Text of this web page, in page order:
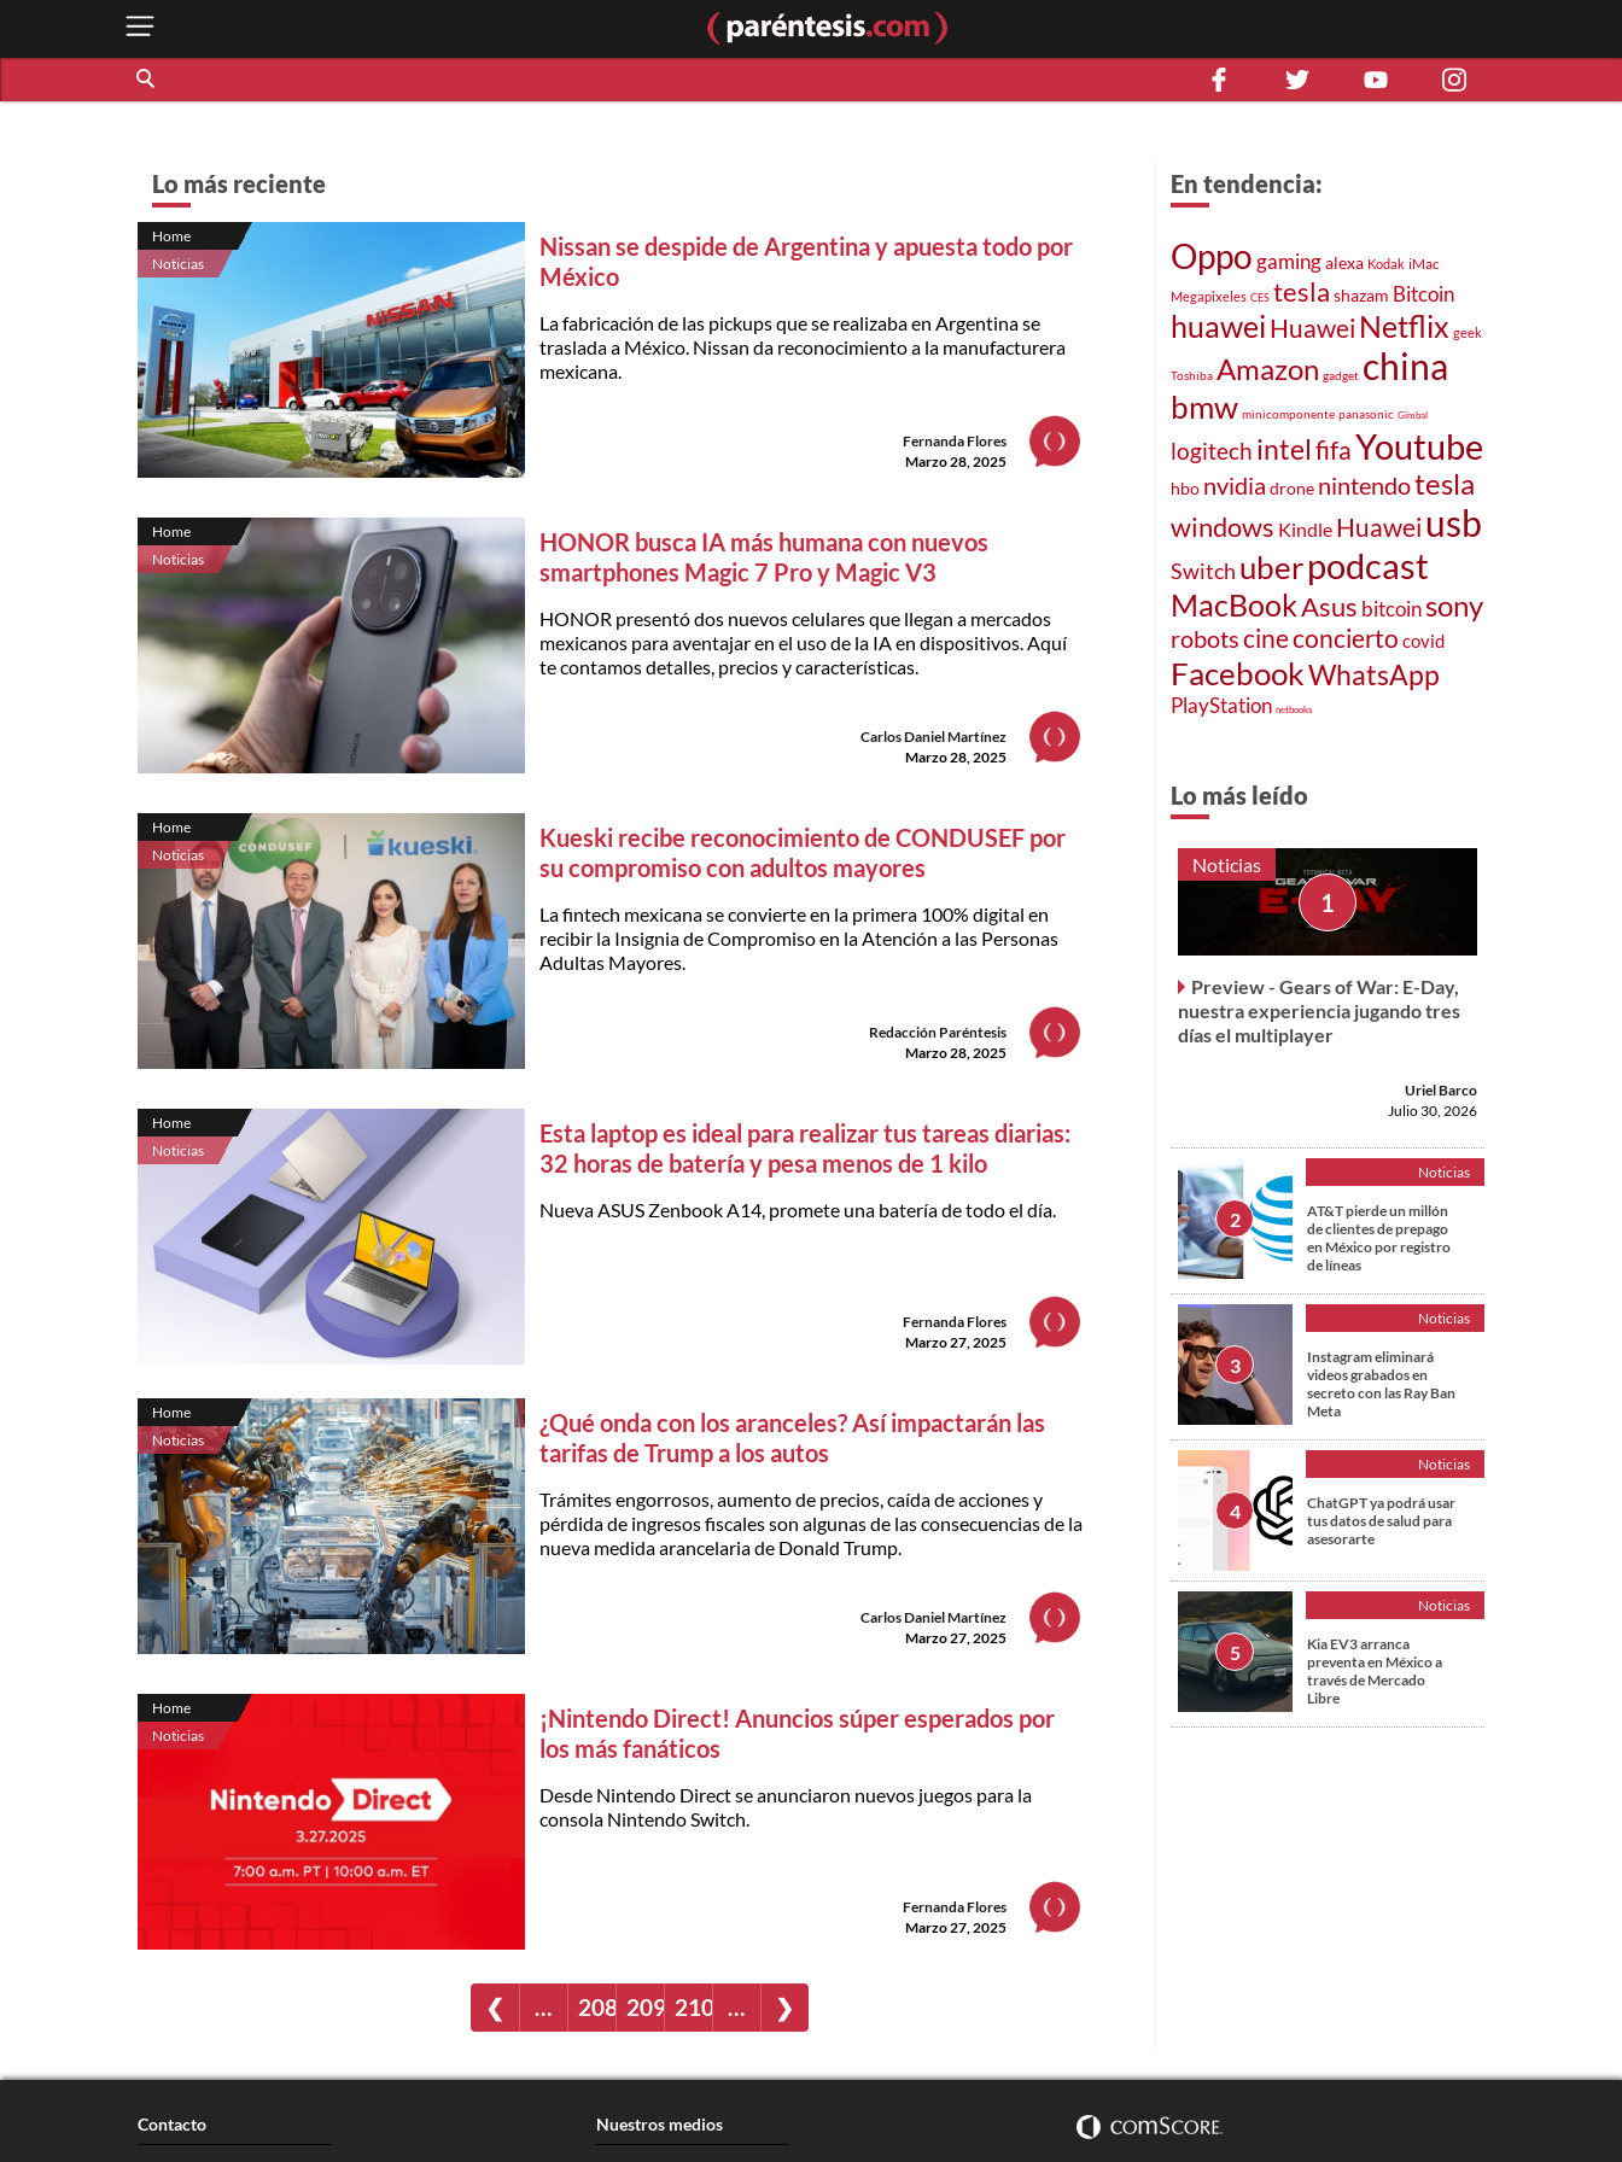
Lo más reciente
Home
Noticias
Nissan se despide de Argentina y apuesta todo por
México
La fabricación de las pickups que se realizaba en Argentina se
traslada a México. Nissan da reconocimiento a la manufacturera
mexicana.
Fernanda Flores
Marzo 28, 2025
Home
Noticias
HONOR busca IA más humana con nuevos
smartphones Magic 7 Pro y Magic V3
HONOR presentó dos nuevos celulares que llegan a mercados
mexicanos para aventajar en el uso de la IA en dispositivos. Aquí
te contamos detalles, precios y características.
Carlos Daniel Martínez
Marzo 28, 2025
Home
Noticias
Kueski recibe reconocimiento de CONDUSEF por
su compromiso con adultos mayores
La fintech mexicana se convierte en la primera 100% digital en
recibir la Insignia de Compromiso en la Atención a las Personas
Adultas Mayores.
Redacción Paréntesis
Marzo 28, 2025
Home
Noticias
Esta laptop es ideal para realizar tus tareas diarias:
32 horas de batería y pesa menos de 1 kilo
Nueva ASUS Zenbook A14, promete una batería de todo el día.
Fernanda Flores
Marzo 27, 2025
Home
Noticias
¿Qué onda con los aranceles? Así impactarán las
tarifas de Trump a los autos
Trámites engorrosos, aumento de precios, caída de acciones y
pérdida de ingresos fiscales son algunas de las consecuencias de la
nueva medida arancelaria de Donald Trump.
Carlos Daniel Martínez
Marzo 27, 2025
Home
Noticias
¡Nintendo Direct! Anuncios súper esperados por
los más fanáticos
Desde Nintendo Direct se anunciaron nuevos juegos para la
consola Nintendo Switch.
Fernanda Flores
Marzo 27, 2025
❮ … 208 209 210 … ❯
En tendencia:
Oppo gamingalexa Kodak iMac
Megapixeles CES tesla shazam Bitcoin
huawei Huawei Netflix geek
Toshiba Amazon gadget china
bmw minicomponente panasonic Gimbal
logitech intelfifaYoutube
hbo nvidia drone nintendotesla
windows Kindle Huawei usb
Switch uberpodcast
MacBookAsus bitcoinsony
robotscineconcierto covid
FacebookWhatsApp
PlayStation netbooks
Lo más leído
Noticias
Preview - Gears of War: E-Day,
nuestra experiencia jugando tres
días el multiplayer
Uriel Barco
Julio 30, 2026
Noticias
AT&T pierde un millón
de clientes de prepago
en México por registro
de líneas
Noticias
Instagram eliminará
videos grabados en
secreto con las Ray Ban
Meta
Noticias
ChatGPT ya podrá usar
tus datos de salud para
asesorarte
Noticias
Kia EV3 arranca
preventa en México a
través de Mercado
Libre
Contacto Nuestros medios